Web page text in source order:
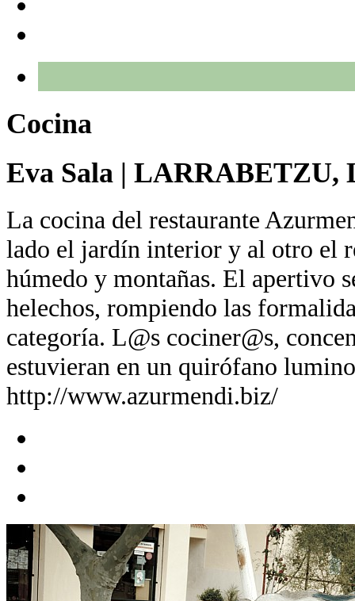
Cocina
Eva Sala |
La cocina del restaurante
lado el jardín interior y al otro el
húmedo y montañas. El apertivo
helechos, rompiendo las
categoría. L@s cociner@s,
estuvieran en un quirófano
http://www.azurmendi.biz/